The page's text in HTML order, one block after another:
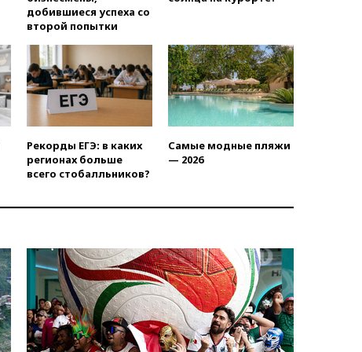
нефтяным терминалам в
09:49
WSJ: Трамп «сходит с
ума» из-за сообщений в СМИ
об истощении боеприпасов у
США
Исландия и Черногория
в 2028 году могут войти в
состав Евросоюза
Пашинян сообщил о
приверженности Армении
принципам ЕАЭС
удмуртской «Ижавиа»
попросили уволиться
08:51Осужденный в России
американец Гилман
находится при смерти
08:22В Екатеринбурге
добившиеся успеха со
второй попытки
Рекорды ЕГЭ: в каких
регионах больше
всего стобалльников?
Самые модные пляжи
— 2026